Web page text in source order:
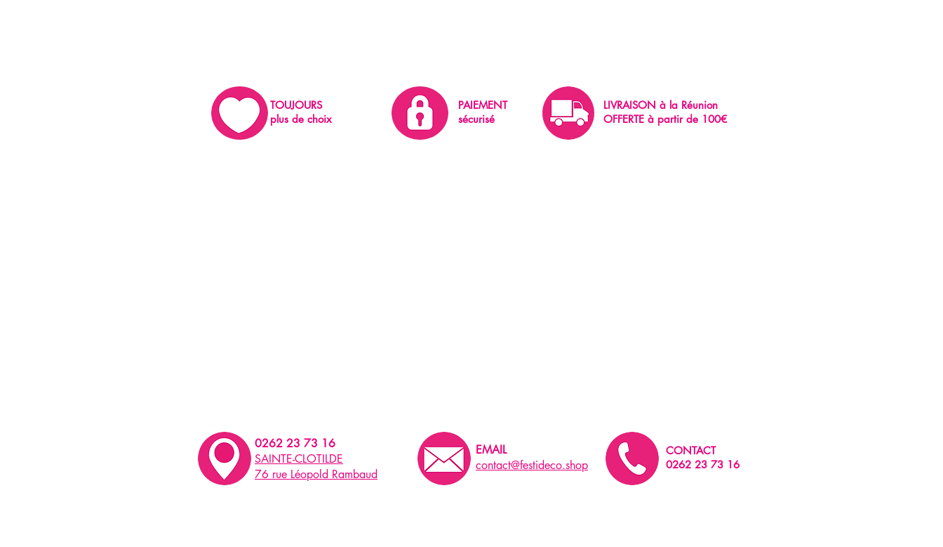
TOUJOURS
plus de choix
PAIEMENT
sécurisé
LIVRAISON à la Réunion
OFFERTE à partir de 100€
0262 23 73 16
SAINTE-CLOTILDE
76 rue Léopold Rambaud
EMAIL
contact@festideco.shop
CONTACT
0262 23 73 16